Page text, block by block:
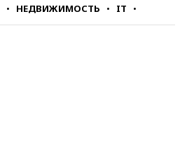
НЕДВИЖИМОСТЬ IT